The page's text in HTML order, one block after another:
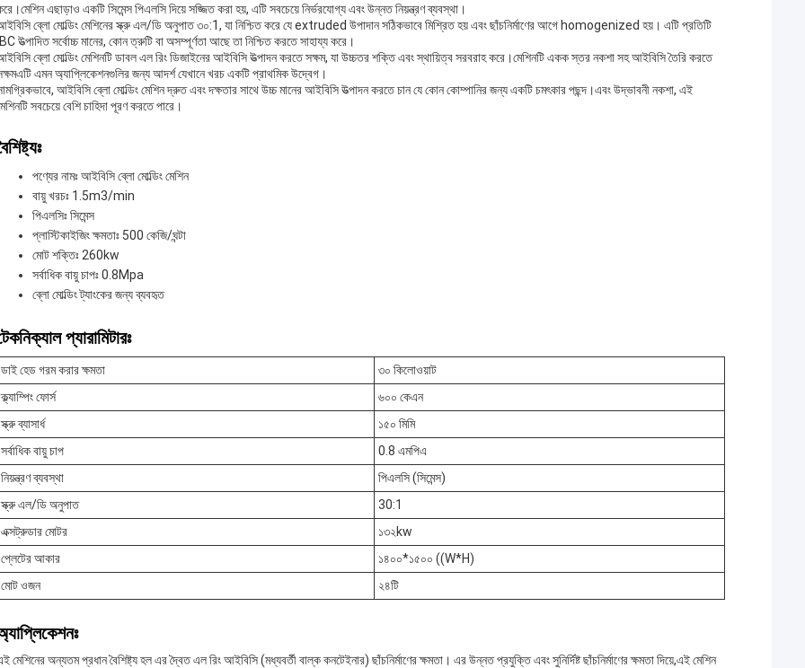
এছাড়াও একটি সিমেন্স পিএলসি দিয়ে সজ্জিত করা হয়, এটি সবচেয়ে নির্ভরযোগ্য এবং উন্নত নিয়ন্ত্রণ ব্যবস্থা।
ব্লো মোল্ডিং মেশিনের স্ক্রু এল/ডি অনুপাত ৩০:1, যা নিশ্চিত করে যে extruded উপাদান সঠিকভাবে মিশ্রিত হয় এবং ছাঁচনির্মাণের আগে homogenized হয়। এটি প্রতিটি
IBC উত্পাদিত সর্বোচ্চ মানের, কোন ত্রুটি বা অসম্পূর্ণতা আছে তা নিশ্চিত করতে সাহায্য করে।
ব্লো মোল্ডিং মেশিনটি ডাবল এল রিং ডিজাইনের আইবিসি উত্পাদন করতে সক্ষম, যা উচ্চতর শক্তি এবং স্থায়িত্ব সরবরাহ করে।মেশিনটি একক স্তর নকশা সহ আইবিসি তৈরি করতে
এমন অ্যাপ্লিকেশনগুলির জন্য আদর্শ যেখানে খরচ একটি প্রাথমিক উদ্বেগ।
আইবিসি ব্লো মোল্ডিং মেশিন দ্রুত এবং দক্ষতার সাথে উচ্চ মানের আইবিসি উত্পাদন করতে চান যে কোন কোম্পানির জন্য একটি চমৎকার পছন্দ।এবং উদ্ভাবনী নকশা, এই
সবচেয়ে বেশি চাহিদা পূরণ করতে পারে।
পণ্যের নামঃ আইবিসি ব্লো মোল্ডিং মেশিন
বায়ু খরচঃ 1.5m3/min
পিএলসিঃ সিমেন্স
প্লাস্টিকাইজিং ক্ষমতাঃ 500 কেজি/ঘন্টা
মোট শক্তিঃ 260kw
সর্বাধিক বায়ু চাপঃ 0.8Mpa
ব্লো মোল্ডিং ট্যাংকের জন্য ব্যবহৃত
প্যারামিটারঃ
ডাই হেড গরম করার ক্ষমতা
৩০ কিলোওয়াট
ক্ল্যাম্পিং ফোর্স
৬০০ কেএন
স্ক্রু ব্যাসার্ধ
১৫০ মিমি
সর্বাধিক বায়ু চাপ
0.8 এমপিএ
নিয়ন্ত্রণ ব্যবস্থা
পিএলসি (সিমেন্স)
স্ক্রু এল/ডি অনুপাত
30:1
এক্সট্রুডার মোটর
১৩২kw
প্লেটের আকার
১৪০০*১৫০০ ((W*H)
মোট ওজন
২৪টি
মেশিনের অন্যতম প্রধান বৈশিষ্ট্য হল এর দ্বৈত এল রিং আইবিসি (মধ্যবর্তী বাল্ক কনটেইনার) ছাঁচনির্মাণের ক্ষমতা। এর উন্নত প্রযুক্তি এবং সুনির্দিষ্ট ছাঁচনির্মাণের ক্ষমতা দিয়ে,এই মেশিন